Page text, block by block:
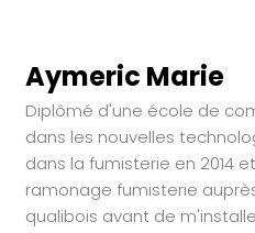
Aymeric Marie
Diplômé d'une école de
dans les nouvelles
dans la fumisterie en 2014
ramonage fumisterie
qualibois avant de